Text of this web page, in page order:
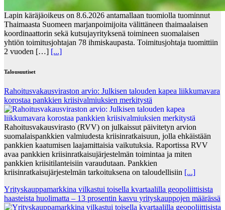
Lapin käräjäoikeus on 8.6.2026 antamallaan tuomiolla tuominnut
Thaimaasta Suomeen marjanpoimijoita välittäneen thaimaalaisen
koordinaattorin sekä kutsujayrityksenä toimineen suomalaisen
yhtiön toimitusjohtajan 78 ihmiskaupasta. Toimitusjohtaja tuomittiin
2 vuoden […] [...]
Talousuutiset
Rahoitusvakausviraston arvio: Julkisen talouden kapea liikkumavara
korostaa pankkien kriisivalmiuksien merkitystä
Rahoitusvakausvirasto (RVV) on julkaissut päivitetyn arvion
suomalaispankkien valmiudesta kriisinratkaisuun, jolla ehkäistään
pankkien kaatumisen laajamittaisia vaikutuksia. Raportissa RVV
avaa pankkien kriisinratkaisujärjestelmän toimintaa ja miten
pankkien kriisitilanteisiin varaudutaan. Pankkien
kriisinratkaisujärjestelmän tarkoituksena on taloudellisiin [...]
Yrityskauppamarkkina vilkastui toisella kvartaalilla geopoliittisista
haasteista huolimatta – 13 prosentin kasvu yrityskauppojen määrässä